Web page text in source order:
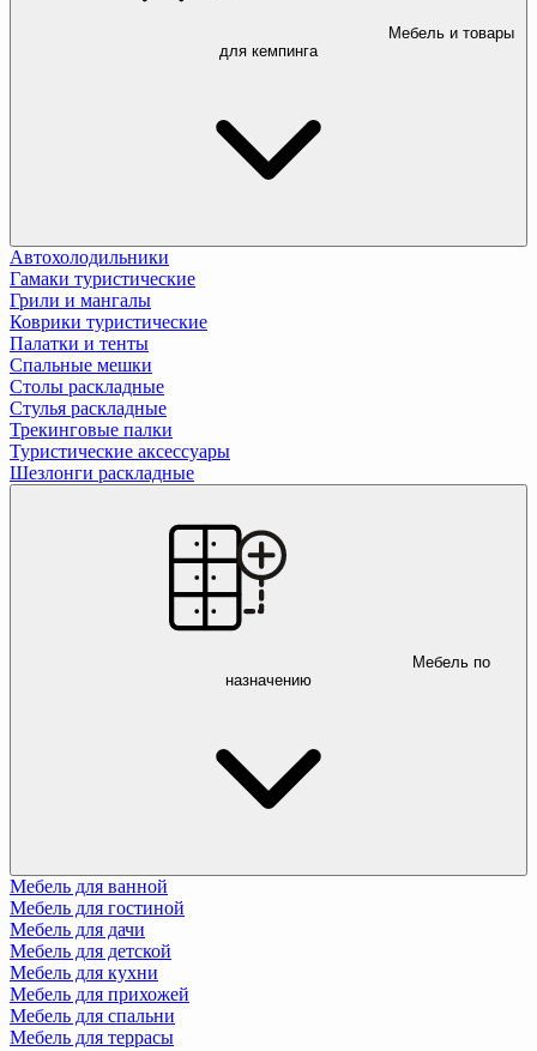
Мебель и товары
для кемпинга
Автохолодильники
Гамаки туристические
Грили и мангалы
Коврики туристические
Палатки и тенты
Спальные мешки
Столы раскладные
Стулья раскладные
Трекинговые палки
Туристические аксессуары
Шезлонги раскладные
Мебель по
назначению
Мебель для ванной
Мебель для гостиной
Мебель для дачи
Мебель для детской
Мебель для кухни
Мебель для прихожей
Мебель для спальни
Мебель для террасы